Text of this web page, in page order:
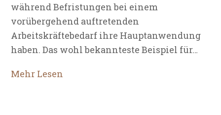
während Befristungen bei einem
vorübergehend auftretenden
Arbeitskräftebedarf ihre Hauptanwendung
haben. Das wohl bekannteste Beispiel für…
Mehr Lesen